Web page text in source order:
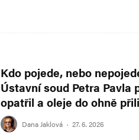
Kdo pojede, nebo
Ústavní soud Petra Pavla
opatřil a oleje do ohně
Dana Jaklová · 27. 6. 2026